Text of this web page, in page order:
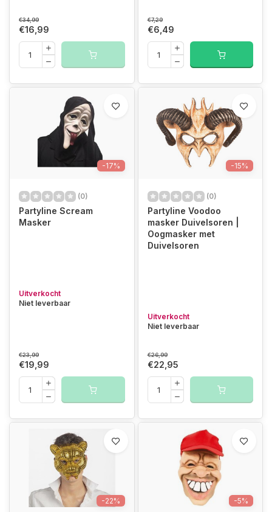
€34,99
€16,99
€7,29
€6,49
-17%
(0)
Partyline Scream
Masker
Uitverkocht
Niet leverbaar
€23,99
€19,99
-15%
(0)
Partyline Voodoo
masker Duivelsoren |
Oogmasker met
Duivelsoren
Uitverkocht
Niet leverbaar
€26,99
€22,95
-22% -5%